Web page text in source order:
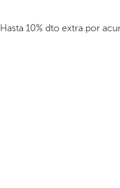
Hasta 10% dto extra por